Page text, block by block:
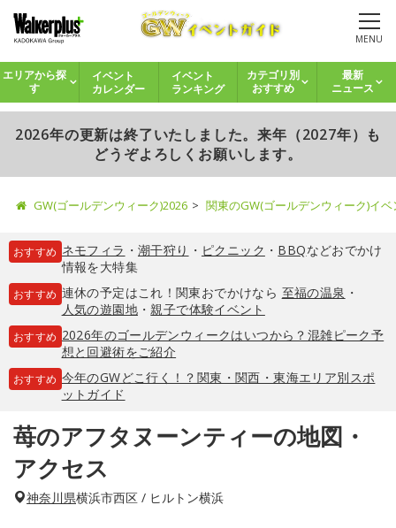
MENU
エリアから探
す
イベント
カレンダー
イベント
ランキング
カテゴリ別
おすすめ
最新
ニュース
2026年の更新は終了いたしました。来年（2027年）も
どうぞよろしくお願いします。
GW(ゴールデンウィーク)2026 関東のGW(ゴールデンウィーク)イ
おすすめ ネモフィラ ・ 潮干狩り ・ ピクニック ・ BBQなどおでかけ
情報を大特集
おすすめ 連休の予定はこれ！関東おでかけなら 至福の温泉 ・
人気の遊園地・親子で体験イベント
おすすめ 2026年のゴールデンウィークはいつから？混雑ピーク予
想と回避術をご紹介
おすすめ 今年のGWどこ行く！？関東・関西・東海エリア別スポ
ットガイド
苺のアフタヌーンティーの地図・
アクセス
神奈川県横浜市西区 / ヒルトン横浜